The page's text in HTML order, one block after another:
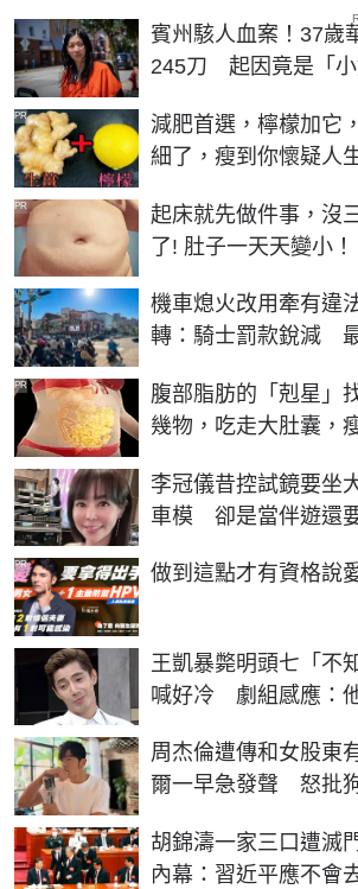
賓州駭人血案！37歲
245刀 起因竟是「小
減肥首選，檸檬加它
細了，瘦到你懷疑人
PR
起床就先做件事，沒
了! 肚子一天天變小！
PR
機車熄火改用牽有違
轉：騎士罰款銳減
腹部脂肪的「剋星」
幾物，吃走大肚囊，
PR
李冠儀昔控試鏡要坐
車模 卻是當伴遊還
做到這點才有資格說
PR
王凱暴斃明頭七「不
喊好冷 劇組感應：
周杰倫遭傳和女股東
爾一早急發聲 怒批
胡錦濤一家三口遭滅
內幕：習近平應不會